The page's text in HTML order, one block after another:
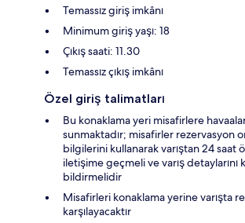
Temassız giriş imkânı
Minimum giriş yaşı: 18
Çıkış saati: 11.30
Temassız çıkış imkânı
Özel giriş talimatları
Bu konaklama yeri misafirlere
sunmaktadır; misafirler rezervasyon
bilgilerini kullanarak varıştan 24 saat
iletişime geçmeli ve varış detaylarını
bildirmelidir
Misafirleri konaklama yerine varışta
karşılayacaktır